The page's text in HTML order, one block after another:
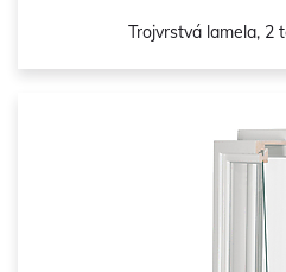
Trojvrstvá lamela, 2